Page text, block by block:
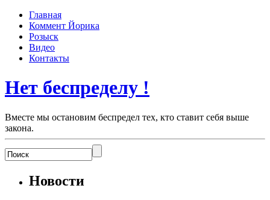
Главная
Коммент Йорика
Розыск
Видео
Контакты
Нет беспределу !
Вместе мы остановим беспредел тех, кто ставит себя выше
закона.
Новости